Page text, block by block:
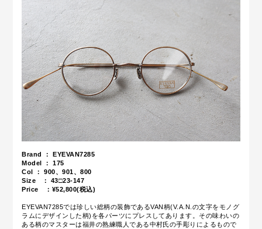
Brand ： EYEVAN7285
Model ： 175
Col ： 900、901、800
Size ： 43□23-147
Price ：¥52,800(税込)
EYEVAN7285では珍しい総柄の装飾であるVAN柄(V.A.N.の文字をモノグ
ラムにデザインした柄)を各パーツにプレスしてあります。その味わいの
ある柄のマスターは福井の熟練職人である中村氏の手彫りによるもので